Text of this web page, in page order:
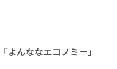
よんななエコノミー」